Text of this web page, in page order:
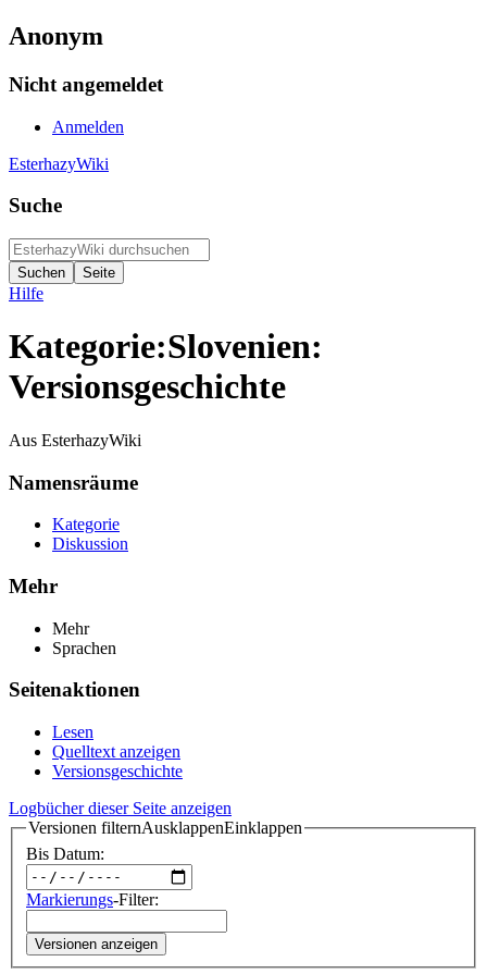
Anonym
Nicht angemeldet
Anmelden
EsterhazyWiki
Suche
Hilfe
Kategorie:Slovenien:
Versionsgeschichte
Aus EsterhazyWiki
Namensräume
Kategorie
Diskussion
Mehr
Mehr
Sprachen
Seitenaktionen
Lesen
Quelltext anzeigen
Versionsgeschichte
Logbücher dieser Seite anzeigen
Versionen filternAusklappenEinklappen
Bis Datum:
Markierungs-Filter:
Versionen anzeigen